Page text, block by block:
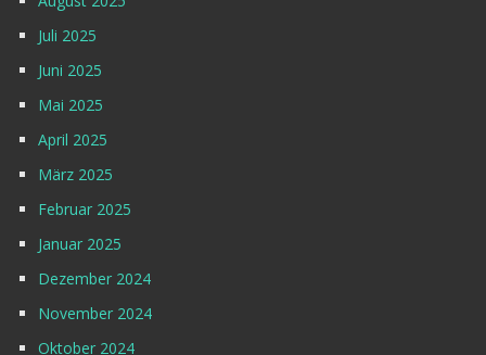
Juli 2025
Juni 2025
Mai 2025
April 2025
März 2025
Februar 2025
Januar 2025
Dezember 2024
November 2024
Oktober 2024